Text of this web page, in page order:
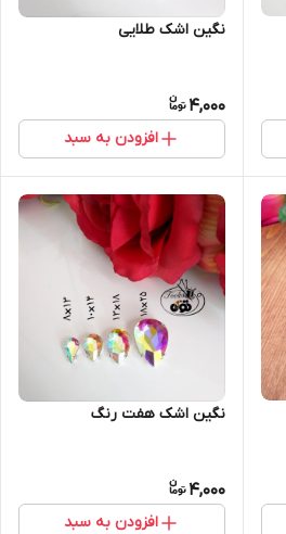
نگین اشک طلایی
4,000
افزودن به سبد
نگین اشک هفت رنگ
4,000
افزودن به سبد